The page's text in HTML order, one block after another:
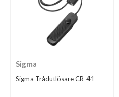
Sigma
Sigma Trådutlösare CR-41